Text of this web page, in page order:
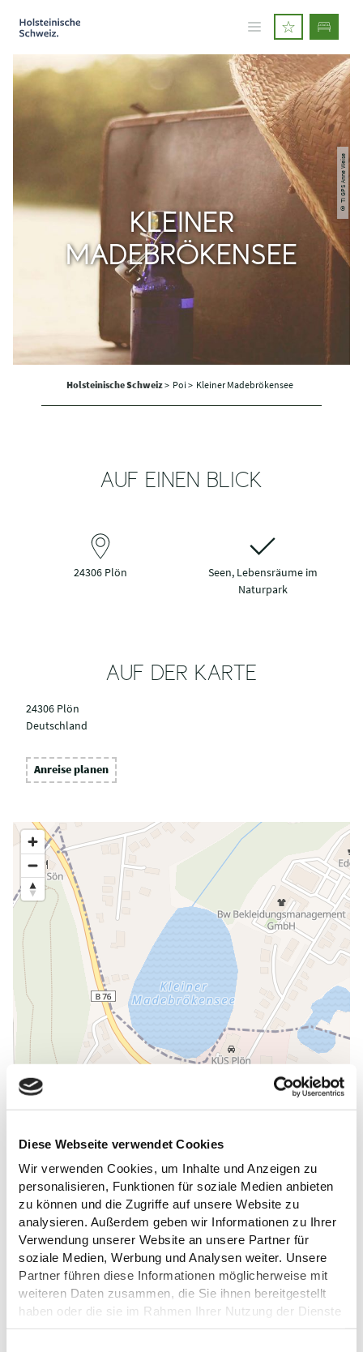
Diese Webseite verwendet Cookies
Wir verwenden Cookies, um Inhalte und Anzeigen zu
personalisieren, Funktionen für soziale Medien anbieten
zu können und die Zugriffe auf unsere Website zu
analysieren. Außerdem geben wir Informationen zu Ihrer
Verwendung unserer Website an unsere Partner für
soziale Medien, Werbung und Analysen weiter. Unsere
Partner führen diese Informationen möglicherweise mit
weiteren Daten zusammen, die Sie ihnen bereitgestellt
haben oder die sie im Rahmen Ihrer Nutzung der Dienste
gesammelt haben.
© TI GPS Anne Weise
KLEINER
MADEBRÖKENSEE
Holsteinische Schweiz> Poi > Kleiner Madebrökensee
AUF EINEN BLICK
24306 Plön
Seen, Lebensräume im
Naturpark
AUF DER KARTE
24306 Plön
Deutschland
Anreise planen
DAS KÖNNTE DICH AUCH
INTERESSIEREN